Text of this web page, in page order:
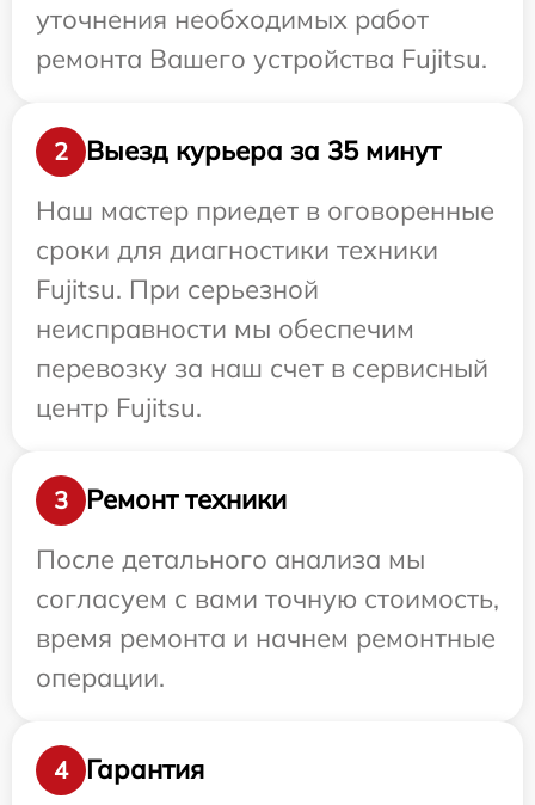
уточнения необходимых работ
ремонта Вашего устройства Fujitsu.
2
Выезд курьера за 35 минут
Наш мастер приедет в оговоренные
сроки для диагностики техники
Fujitsu. При серьезной
неисправности мы обеспечим
перевозку за наш счет в сервисный
центр Fujitsu.
3
Ремонт техники
После детального анализа мы
согласуем с вами точную стоимость,
время ремонта и начнем ремонтные
операции.
4 Гарантия